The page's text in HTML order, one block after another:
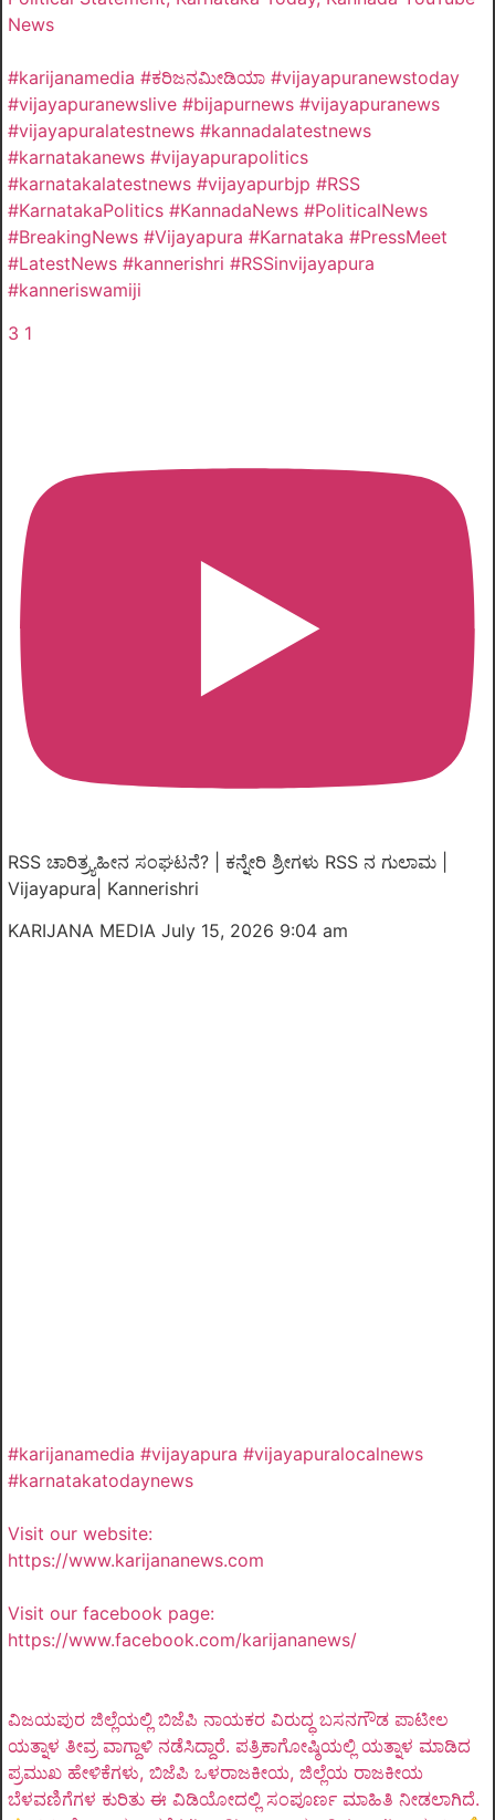
News
#karijanamedia #ಕರಿಜನಮೀಡಿಯಾ #vijayapuranewstoday
#vijayapuranewslive #bijapurnews #vijayapuranews
#vijayapuralatestnews #kannadalatestnews
#karnatakanews #vijayapurapolitics
#karnatakalatestnews #vijayapurbjp #RSS
#KarnatakaPolitics #KannadaNews #PoliticalNews
#BreakingNews #Vijayapura #Karnataka #PressMeet
#LatestNews #kannerishri #RSSinvijayapura
#kanneriswamiji
3 1
RSS ಚಾರಿತ್ರ್ಯಹೀನ ಸಂಘಟನೆ? | ಕನ್ನೇರಿ ಶ್ರೀಗಳು RSS ನ ಗುಲಾಮ |
Vijayapura| Kannerishri
KARIJANA MEDIA July 15, 2026 9:04 am
#karijanamedia #vijayapura #vijayapuralocalnews
#karnatakatodaynews
Visit our website:
https://www.karijananews.com
Visit our facebook page:
https://www.facebook.com/karijananews/
ವಿಜಯಪುರ ಜಿಲ್ಲೆಯಲ್ಲಿ ಬಿಜೆಪಿ ನಾಯಕರ ವಿರುದ್ಧ ಬಸನಗೌಡ ಪಾಟೀಲ
ಯತ್ನಾಳ ತೀವ್ರ ವಾಗ್ದಾಳಿ ನಡೆಸಿದ್ದಾರೆ. ಪತ್ರಿಕಾಗೋಷ್ಠಿಯಲ್ಲಿ ಯತ್ನಾಳ ಮಾಡಿದ
ಪ್ರಮುಖ ಹೇಳಿಕೆಗಳು, ಬಿಜೆಪಿ ಒಳರಾಜಕೀಯ, ಜಿಲ್ಲೆಯ ರಾಜಕೀಯ
ಬೆಳವಣಿಗೆಗಳ ಕುರಿತು ಈ ವಿಡಿಯೋದಲ್ಲಿ ಸಂಪೂರ್ಣ ಮಾಹಿತಿ ನೀಡಲಾಗಿದೆ.